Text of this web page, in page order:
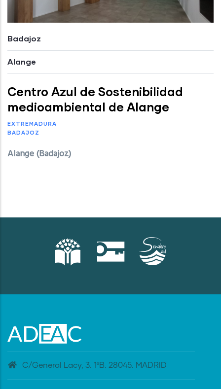
Badajoz
Alange
Centro Azul de Sostenibilidad
medioambiental de Alange
EXTREMADURA
BADAJOZ
Alange (Badajoz)
C/General Lacy, 3. 1ºB. 28045. MADRID